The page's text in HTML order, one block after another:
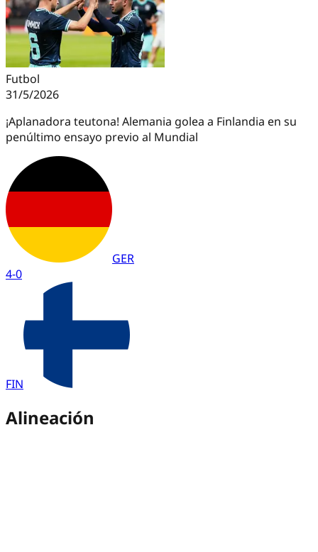
Futbol
31/5/2026
¡Aplanadora teutona! Alemania golea a Finlandia en su
penúltimo ensayo previo al Mundial
GER
4-0
FIN
Alineación